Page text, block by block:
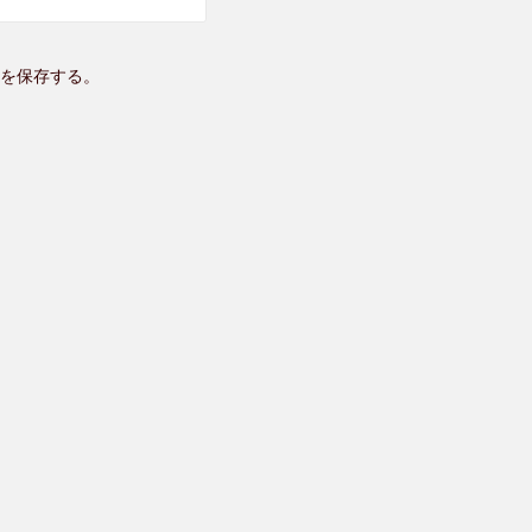
保存する。